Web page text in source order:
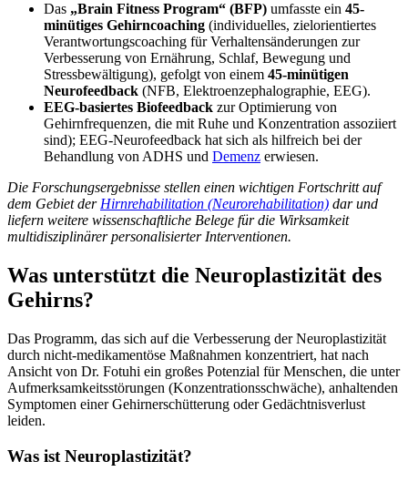
Das „Brain Fitness Program“ (BFP) umfasste ein 45-
minütiges Gehirncoaching (individuelles, zielorientiertes
Verantwortungscoaching für Verhaltensänderungen zur
Verbesserung von Ernährung, Schlaf, Bewegung und
Stressbewältigung), gefolgt von einem 45-minütigen
Neurofeedback (NFB, Elektroenzephalographie, EEG).
EEG-basiertes Biofeedback zur Optimierung von
Gehirnfrequenzen, die mit Ruhe und Konzentration assoziiert
sind); EEG-Neurofeedback hat sich als hilfreich bei der
Behandlung von ADHS und Demenz erwiesen.
Die Forschungsergebnisse stellen einen wichtigen Fortschritt auf
dem Gebiet der Hirnrehabilitation (Neurorehabilitation) dar und
liefern weitere wissenschaftliche Belege für die Wirksamkeit
multidisziplinärer personalisierter Interventionen.
Was unterstützt die Neuroplastizität des
Gehirns?
Das Programm, das sich auf die Verbesserung der Neuroplastizität
durch nicht-medikamentöse Maßnahmen konzentriert, hat nach
Ansicht von Dr. Fotuhi ein großes Potenzial für Menschen, die unter
Aufmerksamkeitsstörungen (Konzentrationsschwäche), anhaltenden
Symptomen einer Gehirnerschütterung oder Gedächtnisverlust
leiden.
Was ist Neuroplastizität?